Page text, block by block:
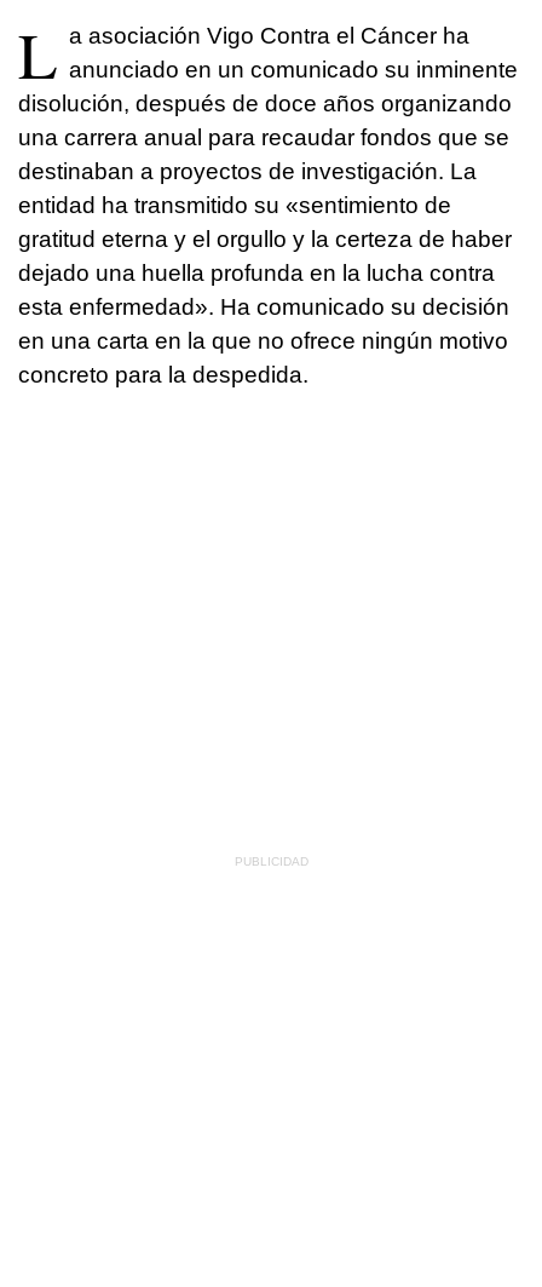
L a asociación Vigo Contra el Cáncer ha
anunciado en un comunicado su inminente
disolución, después de doce años organizando
una carrera anual para recaudar fondos que se
destinaban a proyectos de investigación. La
entidad ha transmitido su «sentimiento de
gratitud eterna y el orgullo y la certeza de haber
dejado una huella profunda en la lucha contra
esta enfermedad». Ha comunicado su decisión
en una carta en la que no ofrece ningún motivo
concreto para la despedida.